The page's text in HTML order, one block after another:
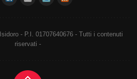
- P.I. 01707640676 - Tutti i contenuti
riservati -